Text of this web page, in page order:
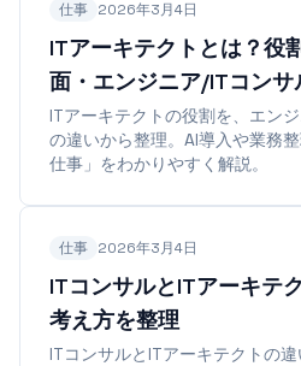
仕事 2026年3月4日
ITアーキテクトとは？役
面・エンジニア/ITコン
ITアーキテクトの役割を、エン
の違いから整理。AI導入や業務
仕事」をわかりやすく解説。
仕事 2026年3月4日
ITコンサルとITアーキテ
考え方を整理
ITコンサルとITアーキテクトの